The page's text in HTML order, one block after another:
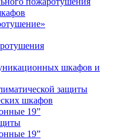
шкафов и
защиты
шкафов
19”
19”